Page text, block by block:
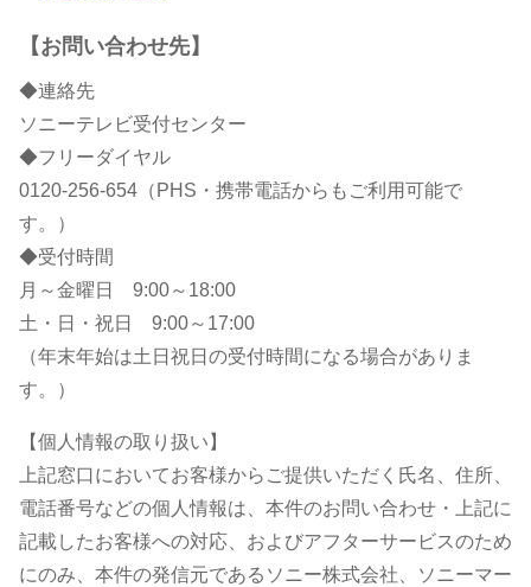
【お問い合わせ先】
◆連絡先
ソニーテレビ受付センター
◆フリーダイヤル
0120-256-654（PHS・携帯電話からもご利用可能で
す。）
◆受付時間
月～金曜日 9:00～18:00
土・日・祝日 9:00～17:00
（年末年始は土日祝日の受付時間になる場合がありま
す。）
【個人情報の取り扱い】
上記窓口においてお客様からご提供いただく氏名、住所、
電話番号などの個人情報は、本件のお問い合わせ・上記に
記載したお客様への対応、およびアフターサービスのため
にのみ、本件の発信元であるソニー株式会社、ソニーマー